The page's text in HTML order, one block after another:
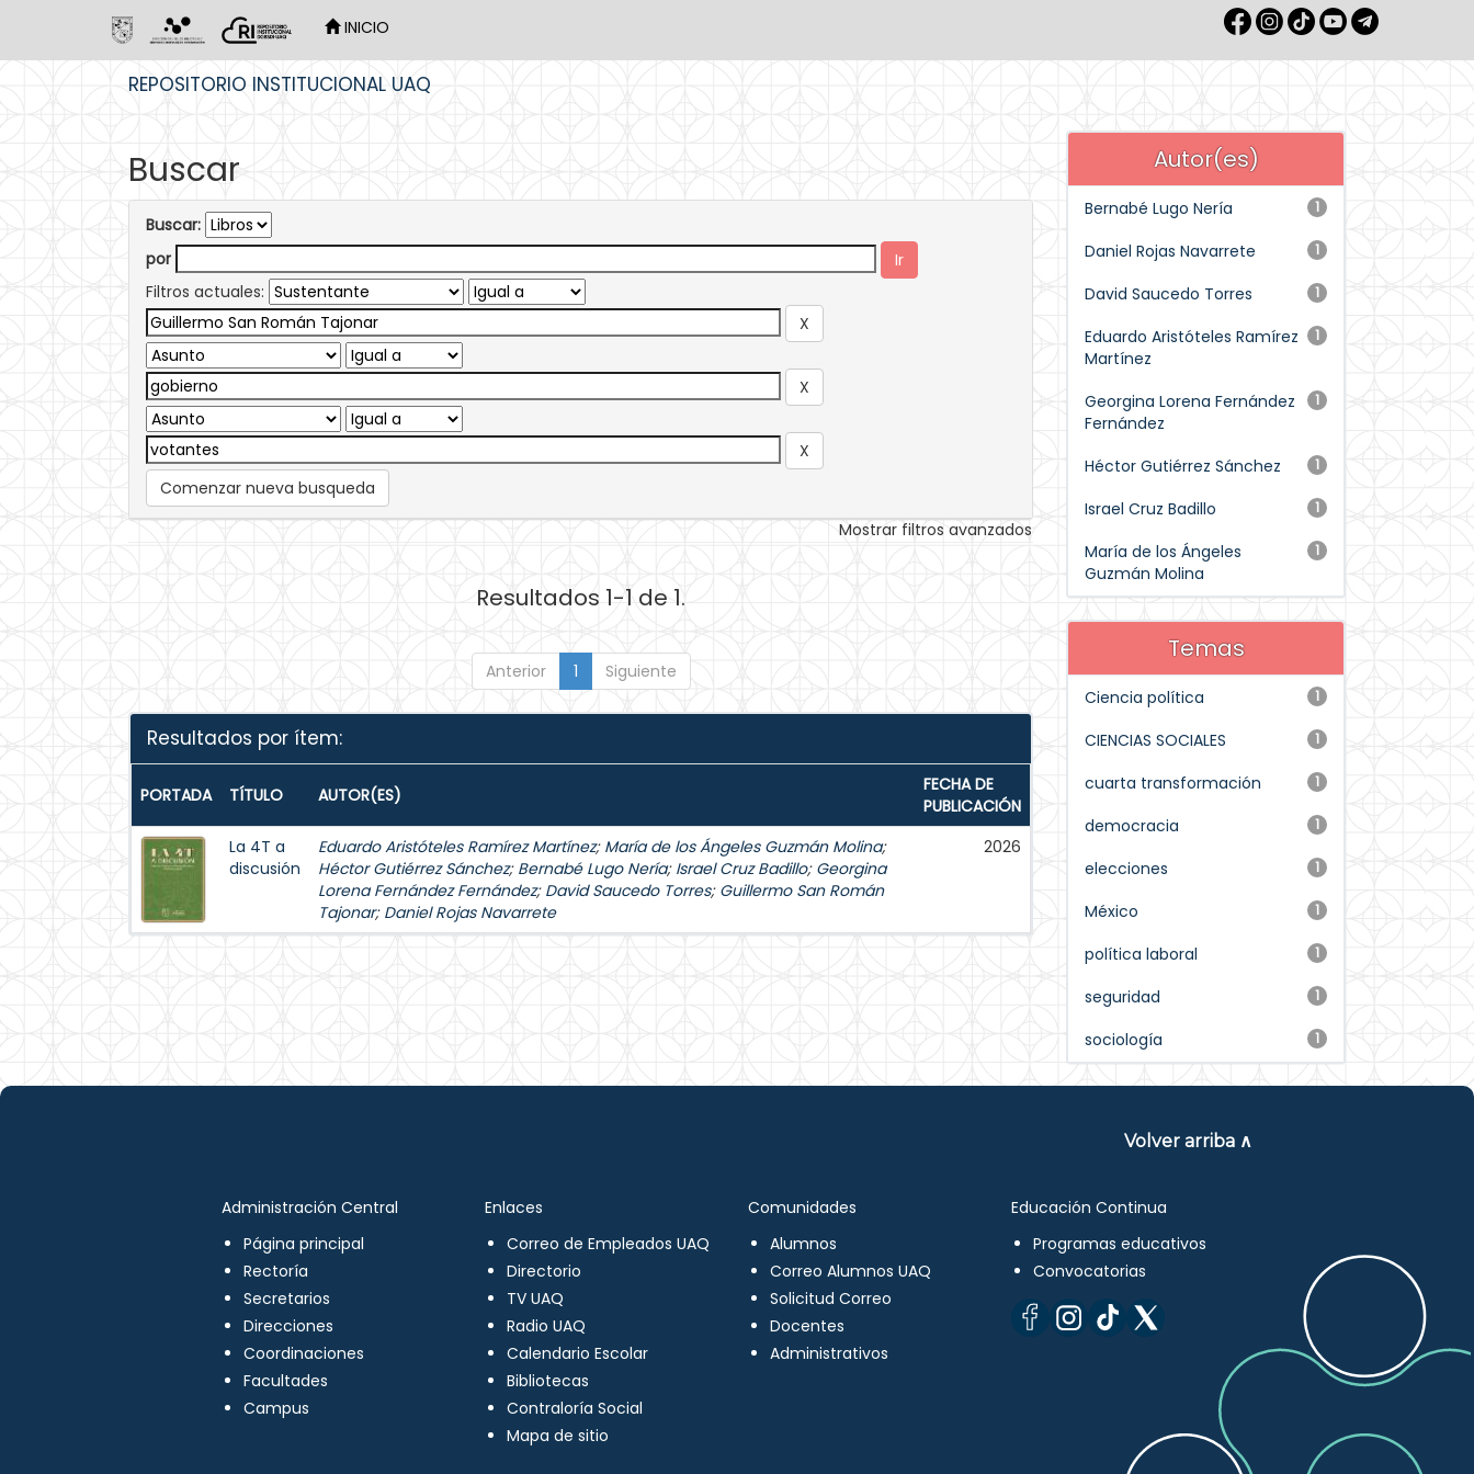
INICIO
REPOSITORIO INSTITUCIONAL UAQ
Buscar
Buscar:
por
Filtros actuales:
Comenzar nueva busqueda
Mostrar filtros avanzados
Resultados 1-1 de 1.
Anterior 1 Siguiente
Resultados por ítem:
PORTADA TÍTULO AUTOR(ES)
FECHA DE
PUBLICACIÓN
La 4T a
discusión
Eduardo Aristóteles Ramírez Martínez; María de los Ángeles Guzmán Molina;
Héctor Gutiérrez Sánchez; Bernabé Lugo Nería; Israel Cruz Badillo; Georgina
Lorena Fernández Fernández; David Saucedo Torres; Guillermo San Román
Tajonar; Daniel Rojas Navarrete
2026
Autor(es)
1
Bernabé Lugo Nería
1
Daniel Rojas Navarrete
1
David Saucedo Torres
1
Eduardo Aristóteles Ramírez
Martínez
1
Georgina Lorena Fernández
Fernández
1
Héctor Gutiérrez Sánchez
1
Israel Cruz Badillo
1
María de los Ángeles
Guzmán Molina
Temas
1
Ciencia política
1
CIENCIAS SOCIALES
1
cuarta transformación
1
democracia
1
elecciones
1
México
1
política laboral
1
seguridad
1
sociología
Volver arriba ∧
Administración Central
Página principal
Rectoría
Secretarios
Direcciones
Coordinaciones
Facultades
Campus
Enlaces
Correo de Empleados UAQ
Directorio
TV UAQ
Radio UAQ
Calendario Escolar
Bibliotecas
Contraloría Social
Mapa de sitio
Comunidades
Alumnos
Correo Alumnos UAQ
Solicitud Correo
Docentes
Administrativos
Educación Continua
Programas educativos
Convocatorias